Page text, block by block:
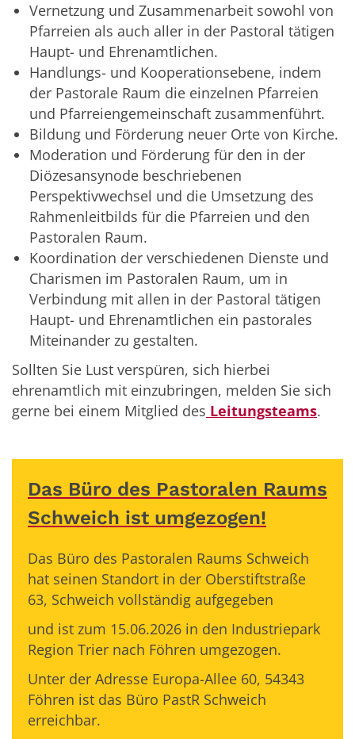
Vernetzung und Zusammenarbeit sowohl von
Pfarreien als auch aller in der Pastoral tätigen
Haupt- und Ehrenamtlichen.
Handlungs- und Kooperationsebene, indem
der Pastorale Raum die einzelnen Pfarreien
und Pfarreiengemeinschaft zusammenführt.
Bildung und Förderung neuer Orte von Kirche.
Moderation und Förderung für den in der
Diözesansynode beschriebenen
Perspektivwechsel und die Umsetzung des
Rahmenleitbilds für die Pfarreien und den
Pastoralen Raum.
Koordination der verschiedenen Dienste und
Charismen im Pastoralen Raum, um in
Verbindung mit allen in der Pastoral tätigen
Haupt- und Ehrenamtlichen ein pastorales
Miteinander zu gestalten.
Sollten Sie Lust verspüren, sich hierbei
ehrenamtlich mit einzubringen, melden Sie sich
gerne bei einem Mitglied des Leitungsteams.
Das Büro des Pastoralen Raums
Schweich ist umgezogen!
Das Büro des Pastoralen Raums Schweich
hat seinen Standort in der Oberstiftstraße
63, Schweich vollständig aufgegeben
und ist zum 15.06.2026 in den Industriepark
Region Trier nach Föhren umgezogen.
Unter der Adresse Europa-Allee 60, 54343
Föhren ist das Büro PastR Schweich
erreichbar.